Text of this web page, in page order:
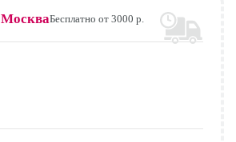
МоскваБесплатно от 3000 р.